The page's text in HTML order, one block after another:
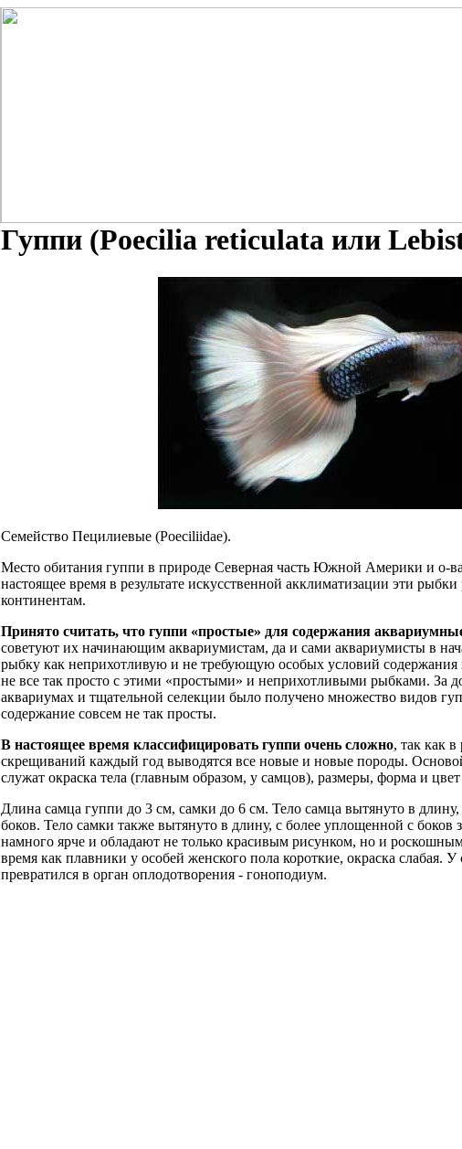
Гуппи (Poecilia reticulata или
Семейство Пецилиевые (Poeciliidae).
Место обитания гуппи в природе Cеверная часть Южной Америки и о-
настоящее время в результате искусственной акклиматизации эти
континентам.
Принято считать, что гуппи «простые» для содержания
советуют их начинающим аквариумистам, да и сами аквариумисты в
рыбку как неприхотливую и не требующую особых условий содержания
не все так просто с этими «простыми» и неприхотливыми рыбками. За
аквариумах и тщательной селекции было получено множество видов
содержание совсем не так просты.
В настоящее время классифицировать гуппи очень сложно, так как
скрещиваний каждый год выводятся все новые и новые породы.
служат окраска тела (главным образом, у самцов), размеры, форма и
Длина самца гуппи до 3 см, самки до 6 см. Тело самца вытянуто в
боков. Тело самки также вытянуто в длину, с более уплощенной с
намного ярче и обладают не только красивым рисунком, но и
время как плавники у особей женского пола короткие, окраска слабая.
превратился в орган оплодотворения - гоноподиум.